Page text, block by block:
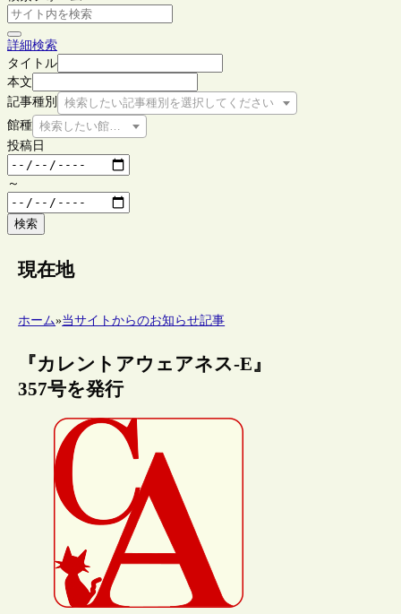
詳細検索
タイトル
本文
記事種別
検索したい記事種別を選択してください
館種 検索したい館種を選択してください
投稿日
～
検索
現在地
ホーム»当サイトからのお知らせ記事
『カレントアウェアネス-E』
357号を発行